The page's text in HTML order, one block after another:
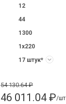
12
44
1300
1х220
17 штук*
54 130.64 ₽
46 011.04 ₽/шт